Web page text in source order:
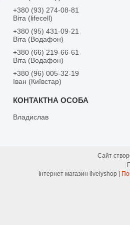
+380 (93) 274-08-81
Віта (lifecell)
+380 (95) 431-09-21
Віта (Водафон)
+380 (66) 219-66-61
Віта (Водафон)
+380 (96) 005-32-19
Іван (Київстар)
Владислав
Сайт